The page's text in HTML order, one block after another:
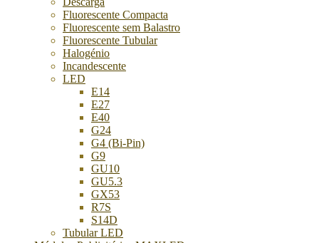
Fluorescente Compacta
Fluorescente sem Balastro
Fluorescente Tubular
Halogénio
Incandescente
LED
E14
E27
E40
G24
G4 (Bi-Pin)
G9
GU10
GU5.3
GX53
R7S
S14D
Tubular LED